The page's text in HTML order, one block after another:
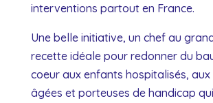
interventions partout en France.
Une belle initiative, un chef au
recette idéale pour redonner du
coeur aux enfants hospitalisés, aux
âgées et porteuses de handicap